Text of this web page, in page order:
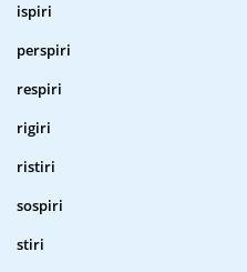
ispiri
perspiri
respiri
rigiri
ristiri
sospiri
stiri